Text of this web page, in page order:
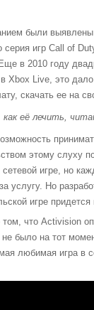
были
серия игр Call of
в 2010 году
Xbox Live, это
скачать ее на
её лечить,
этому слуху
игре, но
услугу. Но
игре придется
что Activision
не было на тот
любимая игра в